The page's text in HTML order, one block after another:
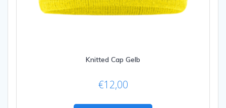
Knitted Cap Gelb
€12,00